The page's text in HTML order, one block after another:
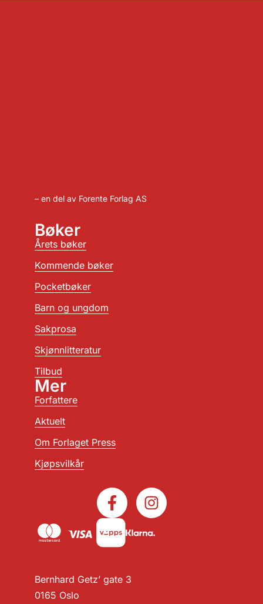
– en del av Forente Forlag AS
Bernhard Getz’ gate 3
0165 Oslo
Bøker
Årets bøker
Kommende bøker
Pocketbøker
Barn og ungdom
Sakprosa
Skjønnlitteratur
Tilbud
Mer
Forfattere
Aktuelt
Om Forlaget Press
Kjøpsvilkår